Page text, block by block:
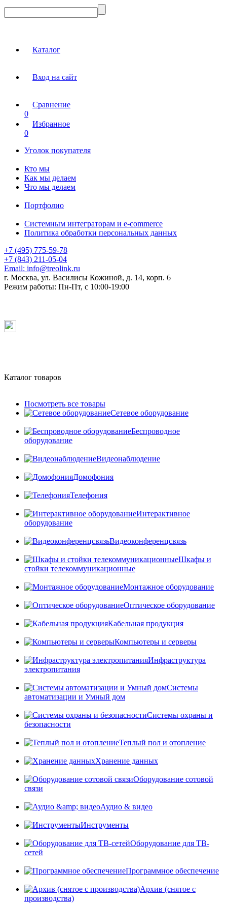
Каталог
Вход на сайт
Сравнение
0
Избранное
0
Уголок покупателя
Кто мы
Как мы делаем
Что мы делаем
Портфолио
Системным интеграторам и e-commerce
Политика обработки персональных данных
+7 (495) 775-59-78
+7 (843) 211-05-04
Email: info@treolink.ru
г. Москва, ул. Василисы Кожиной, д. 14, корп. 6
Режим работы: Пн-Пт, с 10:00-19:00
Каталог товаров
Посмотреть все товары
Сетевое оборудование
Беспроводное
оборудование
Видеонаблюдение
Домофония
Телефония
Интерактивное
оборудование
Видеоконференцсвязь
Шкафы и
стойки телекоммуникационные
Монтажное оборудование
Оптическое оборудование
Кабельная продукция
Компьютеры и серверы
Инфраструктура
электропитания
Системы
автоматизации и Умный дом
Системы охраны и
безопасности
Теплый пол и отопление
Хранение данных
Оборудование сотовой
связи
Аудио & видео
Инструменты
Оборудование для ТВ-
сетей
Программное обеспечение
Архив (снятое с
производства)